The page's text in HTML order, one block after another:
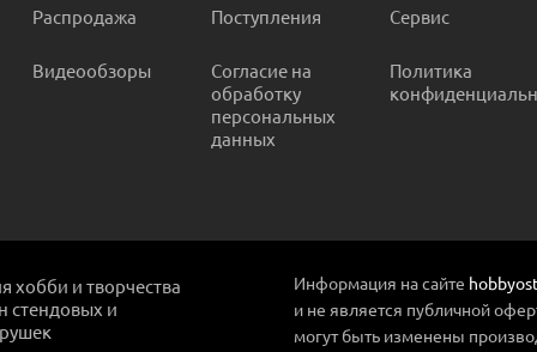
Распродажа
Видеообзоры
Поступления
Согласие на
обработку
персональных
данных
Сервис
Политика
хобби и творчества
стендовых и
Информация на сайте
и не является публичной
могут быть изменены